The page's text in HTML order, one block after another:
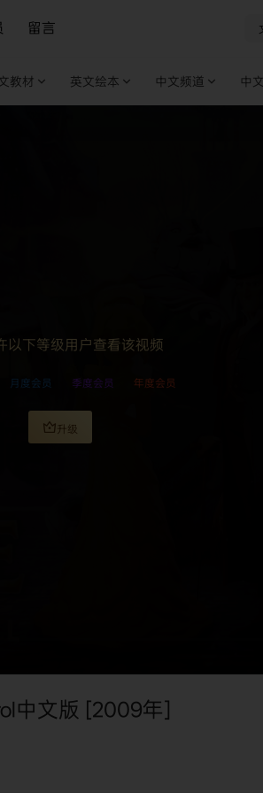
留言
教材 英文绘本 中文频道 中
以下等级用户查看该视频
月度会员 季度会员 年度会员
升级
中文版 [2009年]